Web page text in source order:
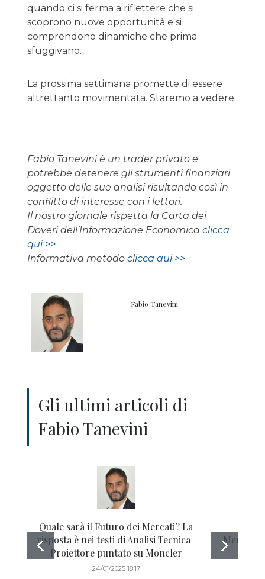
quando ci si ferma a riflettere che si
scoprono nuove opportunità e si
comprendono dinamiche che prima
sfuggivano.
La prossima settimana promette di essere
altrettanto movimentata. Staremo a vedere.
Fabio Tanevini è un trader privato e
potrebbe detenere gli strumenti finanziari
oggetto delle sue analisi risultando così in
conflitto di interesse con i lettori.
Il nostro giornale rispetta la Carta dei
Doveri dell’Informazione Economica clicca
qui >>
Informativa metodo clicca qui >>
Fabio Tanevini
Gli ultimi articoli di
Fabio Tanevini
Quale sarà il Futuro dei Mercati? La
risposta è nei testi di Analisi Tecnica-
Proiettore puntato su Moncler
24/01/2025 18:17
Mercati: